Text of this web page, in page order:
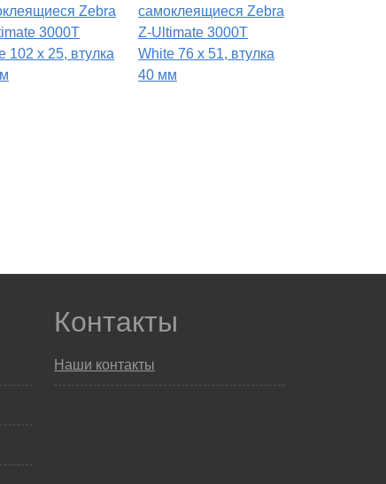
Zebra
3000T
102 x 25, втулка
самоклеящиеся Zebra
Z-Ultimate 3000T
White 76 x 51, втулка
40 мм
Контакты
Наши контакты